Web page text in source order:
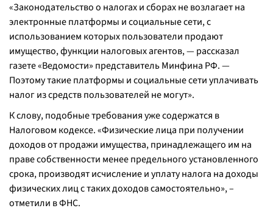
«Законодательство о налогах и сборах не возлагает на
электронные платформы и социальные сети, с
использованием которых пользователи продают
имущество, функции налоговых агентов, — рассказал
газете «Ведомости» представитель Минфина РФ. —
Поэтому такие платформы и социальные сети уплачивать
налог из средств пользователей не могут».
К слову, подобные требования уже содержатся в
Налоговом кодексе. «Физические лица при получении
доходов от продажи имущества, принадлежащего им на
праве собственности менее предельного установленного
срока, производят исчисление и уплату налога на доходы
физических лиц с таких доходов самостоятельно», –
отметили в ФНС.